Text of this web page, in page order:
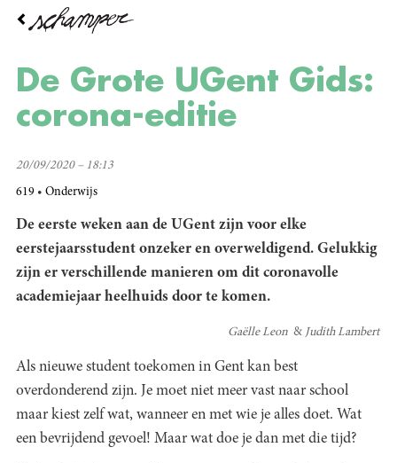
Overslaan
inhoud
De Grote UGent Gids:
corona-editie
20/09/2020 – 18:13
619 Onderwijs
De eerste weken aan de UGent zijn voor elke
eerstejaarsstudent onzeker en overweldigend. Gelukkig
zijn er verschillende manieren om dit coronavolle
academiejaar heelhuids door te komen.
Gaëlle Leon Judith Lambert
Als nieuwe student toekomen in Gent kan best
overdonderend zijn. Je moet niet meer vast naar school
maar kiest zelf wat, wanneer en met wie je alles doet. Wat
een bevrijdend gevoel! Maar wat doe je dan met die tijd?